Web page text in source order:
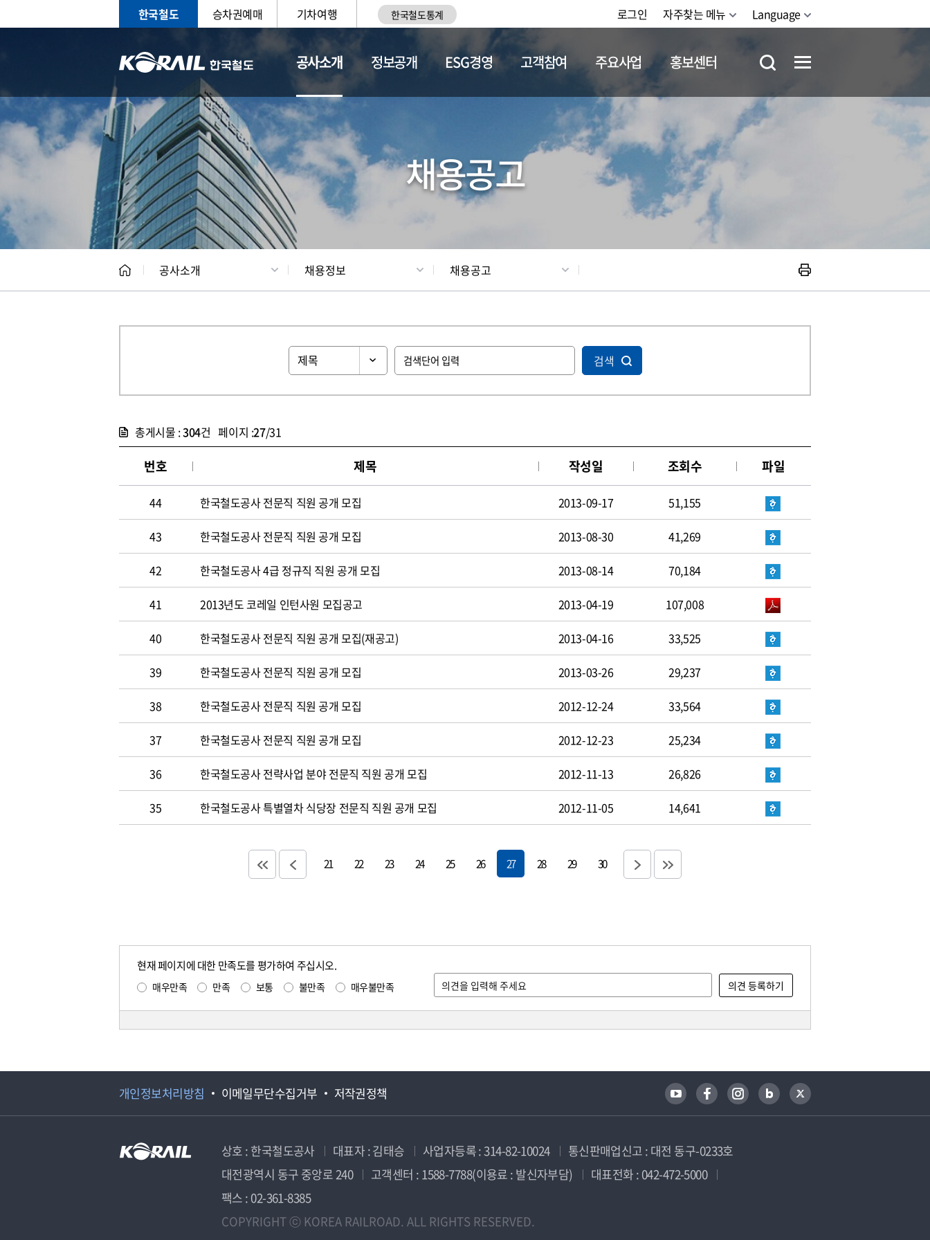
한국철도 승차권예매 기차여행 한국철도통계 로그인 자주찾는 메뉴 Language
공사소개
CEO 일반현황 채용정보
정보공개 ESG경영 고객참여 주요사업 홍보센터
채용공고
공사소개 채용정보 채용공고
검색
총게시물 :304건 페이지 :27/31
번호 제목 작성일 조회수 파일
44 한국철도공사 전문직 직원 공개 모집 2013-09-17 51,155
43 한국철도공사 전문직 직원 공개 모집 2013-08-30 41,269
42 한국철도공사 4급 정규직 직원 공개 모집 2013-08-14 70,184
41 2013년도 코레일 인턴사원 모집공고 2013-04-19 107,008
40 한국철도공사 전문직 직원 공개 모집(재공고) 2013-04-16 33,525
39 한국철도공사 전문직 직원 공개 모집 2013-03-26 29,237
38 한국철도공사 전문직 직원 공개 모집 2012-12-24 33,564
37 한국철도공사 전문직 직원 공개 모집 2012-12-23 25,234
36 한국철도공사 전략사업 분야 전문직 직원 공개 모집 2012-11-13 26,826
35 한국철도공사 특별열차 식당장 전문직 직원 공개 모집 2012-11-05 14,641
21 22 23 24 25 26 27 28 29 30
현재 페이지에 대한 만족도를 평가하여 주십시오.
매우만족 만족 보통 불만족 매우불만족
개인정보처리방침 이메일무단수집거부 저작권정책
상호 : 한국철도공사 대표자 : 김태승 사업자등록 : 314-82-10024
통신판매업신고 : 대전 동구-0233호
대전광역시 동구 중앙로 240
고객센터 : 1588-7788(이용료 : 발신자부담)
대표전화 : 042-472-5000
팩스 : 02-361-8385
COPYRIGHT ⓒ KOREA RAILROAD. ALL RIGHTS RESERVED.